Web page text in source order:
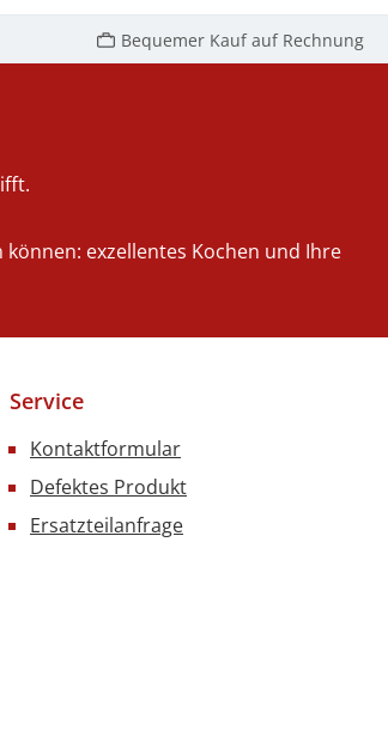
Bequemer Kauf auf Rechnung
exzellentes Kochen und Ihre
Service
Kontaktformular
Defektes Produkt
Ersatzteilanfrage